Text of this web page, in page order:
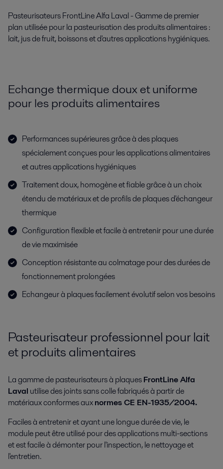
Pasteurisateurs FrontLine Alfa Laval - Gamme de premier
plan utilisée pour la pasteurisation des produits alimentaires :
lait, jus de fruit, boissons et d'autres applications hygiéniques.
Echange thermique doux et uniforme
pour les produits alimentaires
Performances supérieures grâce à des plaques
spécialement conçues pour les applications alimentaires
et autres applications hygiéniques
Traitement doux, homogène et fiable grâce à un choix
étendu de matériaux et de profils de plaques d'échangeur
thermique
Configuration flexible et facile à entretenir pour une durée
de vie maximisée
Conception résistante au colmatage pour des durées de
fonctionnement prolongées
Echangeur à plaques facilement évolutif selon vos besoins
Pasteurisateur professionnel pour lait
et produits alimentaires
La gamme de pasteurisateurs à plaquesFrontLine Alfa
Laval utilise des joints sans colle fabriqués à partir de
matériaux conformes auxnormes CE EN-1935/2004.
Faciles à entretenir et ayant une longue durée de vie, le
module peut être utilisé pour des applications multi-sections
et est facile à démonter pour l'inspection, le nettoyage et
l'entretien.